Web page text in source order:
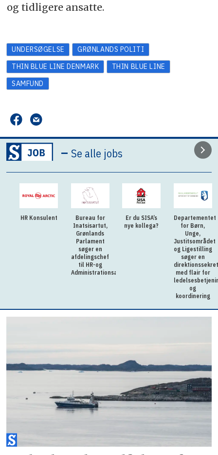
og tidligere ansatte.
UNDERSØGELSE
GRØNLANDS POLITI
THIN BLUE LINE DENMARK
THIN BLUE LINE
SAMFUND
–Se alle jobs
HR Konsulent
Bureau for
Inatsisartut,
Grønlands
Parlament
søger en
afdelingschef
til HR-og
Administrationsafdelingen
Er du SISA’s
nye kollega?
Departementet
for Børn,
Unge,
Justitsområdet
og Ligestilling
søger en
med flair for
og
koordinering